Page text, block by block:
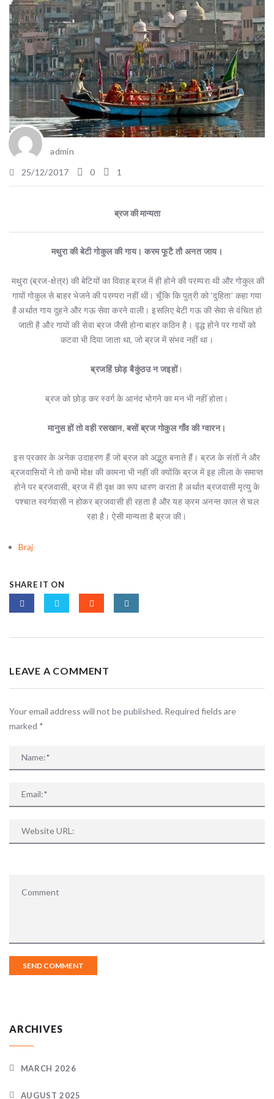
admin
25/12/2017
0 1
ब्रज की मान्यता
मथुरा की बेटी गोकुल की गाय। करम फूटै तौ अनत जाय।
मथुरा (ब्रज-क्षेत्र) की बेटियों का विवाह ब्रज में ही होने की परम्परा थी और गोकुल की
गायों गोकुल से बाहर भेजने की परम्परा नहीं थी। चूँकि कि पुत्री को ‘दुहिता’ कहा गया
है अर्थात गाय दुहने और गऊ सेवा करने वाली। इसलिए बेटी गऊ की सेवा से वंचित हो
जाती है और गायों की सेवा ब्रज जैसी होना बाहर कठिन है। वृद्ध होने पर गायों को
कटवा भी दिया जाता था, जो ब्रज में संभव नहीं था।
ब्रजहिं छोड़ बैकुंठउ न जइहों।
ब्रज को छोड़ कर स्वर्ग के आनंद भोगने का मन भी नहीं होता।
मानुस हों तो वही रसखान, बसों ब्रज गोकुल गाँव की ग्वारन।
इस प्रकार के अनेक उदाहरण हैं जो ब्रज को अद्भुत बनाते हैं। ब्रज के संतों ने और
ब्रजवासियों ने तो कभी मोक्ष की कामना भी नहीं की क्योंकि ब्रज में इह लीला के समाप्त
होने पर ब्रजवासी, ब्रज में ही वृक्ष का रूप धारण करता है अर्थात ब्रजवासी मृत्यु के
पश्चात स्वर्गवासी न होकर ब्रजवासी ही रहता है और यह क्रम अनन्त काल से चल
रहा है। ऐसी मान्यता है ब्रज की।
Braj
SHARE IT ON
LEAVE A COMMENT
Your email address will not be published. Required fields are
marked *
ARCHIVES
MARCH 2026
AUGUST 2025